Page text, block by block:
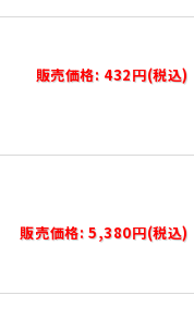
販売価格: 432円(税込)
販売価格: 5,380円(税込)